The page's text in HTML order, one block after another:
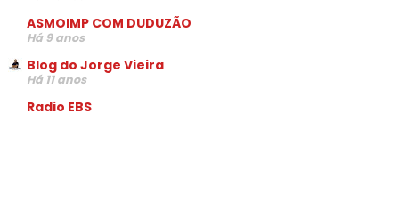
ASMOIMP COM DUDUZÃO
Há 9 anos
Blog do Jorge Vieira
Há 11 anos
Radio EBS